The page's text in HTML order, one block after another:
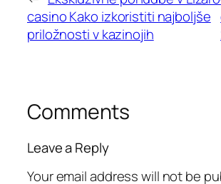
casino Kako izkoristiti najboljše
priložnosti v kazinojih
Comments
Leave a Reply
Your email address will not be